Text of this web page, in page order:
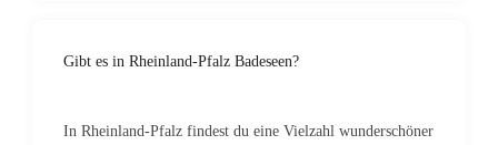
Gibt es in Rheinland-Pfalz Badeseen?
In Rheinland-Pfalz findest du eine Vielzahl wunderschöner